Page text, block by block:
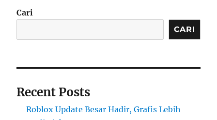
Cari
CARI
Recent Posts
Roblox Update Besar Hadir, Grafis Lebih